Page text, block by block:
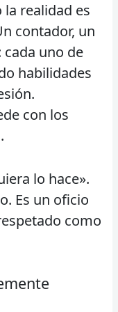
la realidad es
contador, un
uno de
habilidades
con los
lo hace».
Es un oficio
como